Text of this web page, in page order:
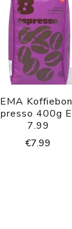
400g
7.99
€7.99